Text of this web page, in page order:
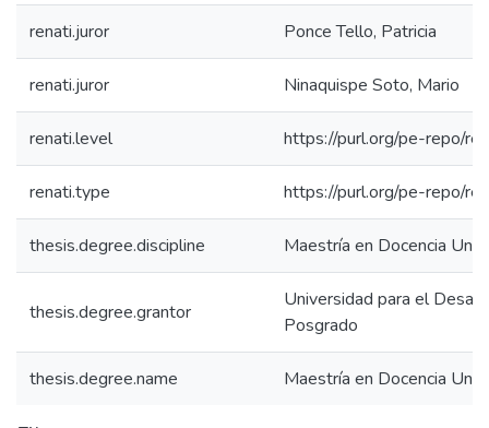
renati.juror Ponce Tello, Patricia
renati.juror Ninaquispe Soto, Mario
renati.level https://purl.org/pe-repo/
renati.type https://purl.org/pe-repo/
thesis.degree.discipline Maestría en Docencia
thesis.degree.grantor
Universidad para el
Posgrado
thesis.degree.name Maestría en Docencia